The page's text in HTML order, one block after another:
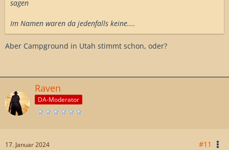
sagen
Im Namen waren da jedenfalls keine....
Aber Campground in Utah stimmt schon, oder?
Raven
DA-Moderator
17. Januar 2024 #11